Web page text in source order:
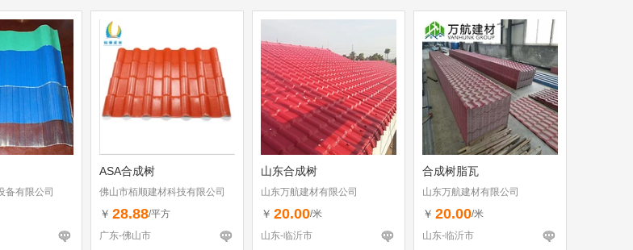
备有限公司
ASA合成树
佛山市栢顺建材科技有限公司
￥ 28.88/平方
广东-佛山市
山东合成树
山东万航建材有限公司
￥ 20.00/米
山东-临沂市
合成树脂瓦
山东万航建材有限公司
￥ 20.00/米
山东-临沂市